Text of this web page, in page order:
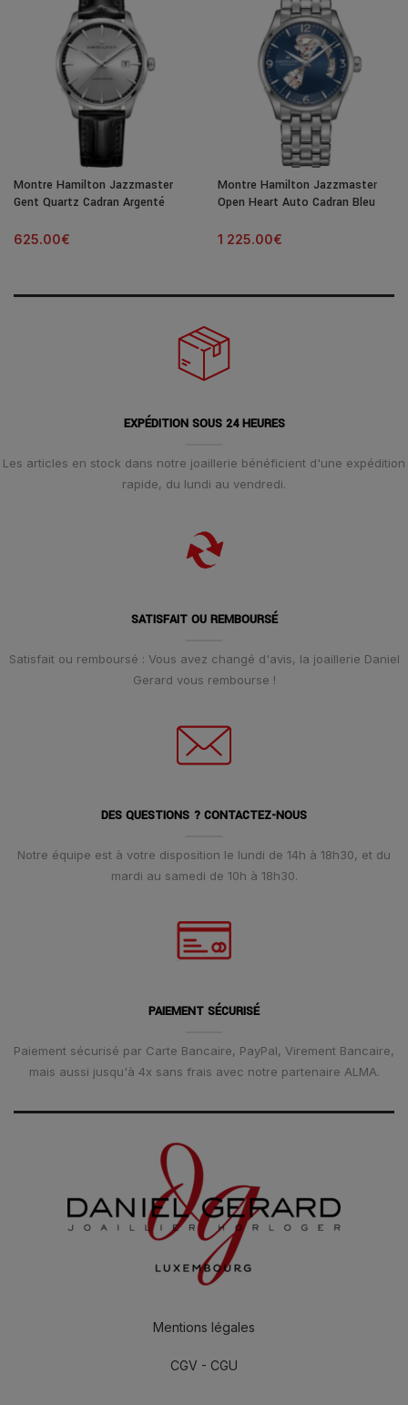
Montre Hamilton Jazzmaster
Gent Quartz Cadran Argenté
625.00€
Montre Hamilton Jazzmaster
Open Heart Auto Cadran Bleu
1 225.00€
EXPÉDITION SOUS 24 HEURES
Les articles en stock dans notre joaillerie bénéficient d'une expédition
rapide, du lundi au vendredi.
SATISFAIT OU REMBOURSÉ
Satisfait ou remboursé : Vous avez changé d'avis, la joaillerie Daniel
Gerard vous rembourse !
DES QUESTIONS ? CONTACTEZ-NOUS
Notre équipe est à votre disposition le lundi de 14h à 18h30, et du
mardi au samedi de 10h à 18h30.
PAIEMENT SÉCURISÉ
Paiement sécurisé par Carte Bancaire, PayPal, Virement Bancaire,
mais aussi jusqu'à 4x sans frais avec notre partenaire ALMA.
Mentions légales
CGV - CGU